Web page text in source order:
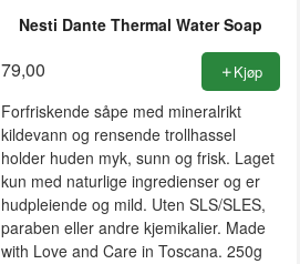
Nesti Dante Thermal Water Soap
79,00 Kjøp
Forfriskende såpe med mineralrikt
kildevann og rensende trollhassel
holder huden myk, sunn og frisk. Laget
kun med naturlige ingredienser og er
hudpleiende og mild. Uten SLS/SLES,
paraben eller andre kjemikalier. Made
with Love and Care in Toscana. 250g